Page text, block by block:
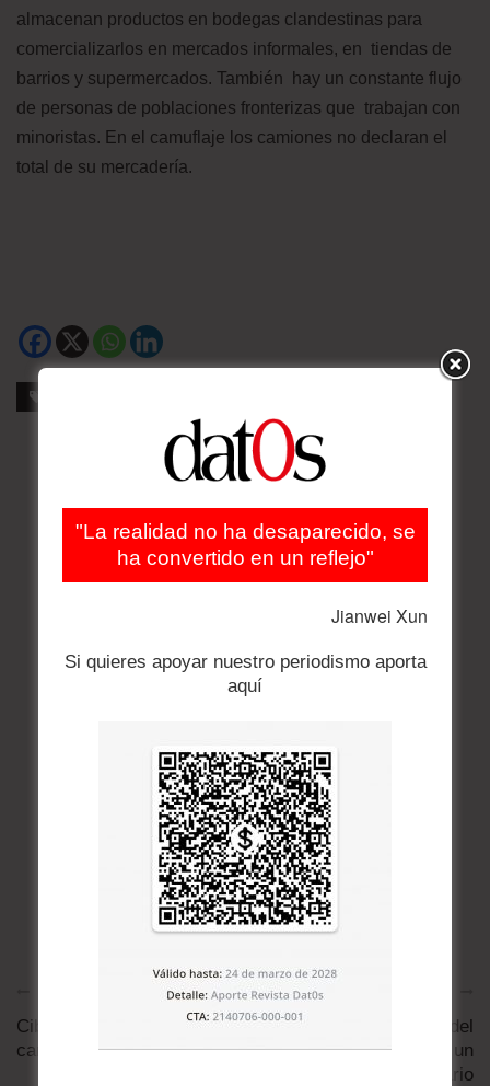
almacenan productos en bodegas clandestinas para
comercializarlos en mercados informales, en tiendas de
barrios y supermercados. También hay un constante flujo
de personas de poblaciones fronterizas que trabajan con
minoristas. En el camuflaje los camiones no declaran el
total de su mercadería.
Ciber ataque de ISIS a
canal de TV francés
¿La caída del precio del
petróleo configura un
nuevo escenario
"La realidad no ha desaparecido, se
ha convertido en un reflejo"
Jianwei Xun
Si quieres apoyar nuestro periodismo aporta
aquí